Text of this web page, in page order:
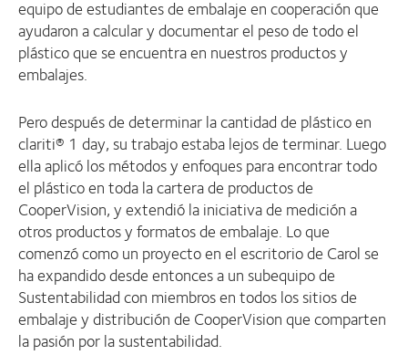
equipo de estudiantes de embalaje en cooperación que
ayudaron a calcular y documentar el peso de todo el
plástico que se encuentra en nuestros productos y
embalajes.
Pero después de determinar la cantidad de plástico en
clariti® 1 day, su trabajo estaba lejos de terminar. Luego
ella aplicó los métodos y enfoques para encontrar todo
el plástico en toda la cartera de productos de
CooperVision, y extendió la iniciativa de medición a
otros productos y formatos de embalaje. Lo que
comenzó como un proyecto en el escritorio de Carol se
ha expandido desde entonces a un subequipo de
Sustentabilidad con miembros en todos los sitios de
embalaje y distribución de CooperVision que comparten
la pasión por la sustentabilidad.